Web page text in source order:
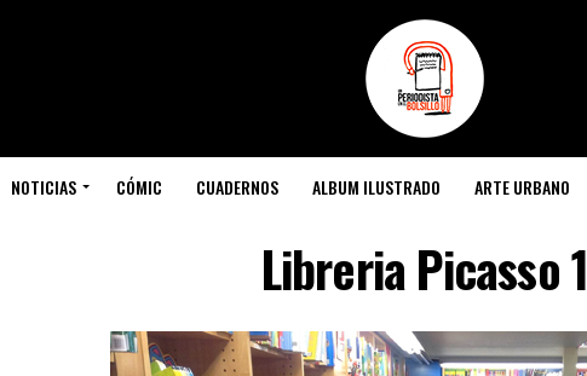
NOTICIAS CÓMIC CUADERNOS ALBUM ILUSTRADO ARTE URBANO
Libreria Picasso 1